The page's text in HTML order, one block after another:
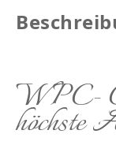
WPC-
höchste